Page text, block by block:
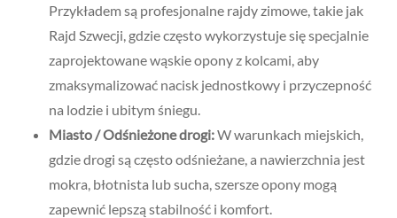
Przykładem są profesjonalne rajdy zimowe, takie jak
Rajd Szwecji, gdzie często wykorzystuje się specjalnie
zaprojektowane wąskie opony z kolcami, aby
zmaksymalizować nacisk jednostkowy i przyczepność
na lodzie i ubitym śniegu.
Miasto / Odśnieżone drogi:W warunkach miejskich,
gdzie drogi są często odśnieżane, a nawierzchnia jest
mokra, błotnista lub sucha, szersze opony mogą
zapewnić lepszą stabilność i komfort.